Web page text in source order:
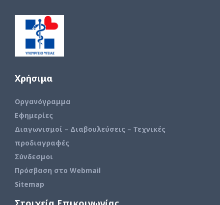
Χρήσιμα
Οργανόγραμμα
Εφημερίες
Διαγωνισμοί – Διαβουλεύσεις – Τεχνικές
προδιαγραφές
Σύνδεσμοι
Πρόσβαση στο Webmail
Sitemap